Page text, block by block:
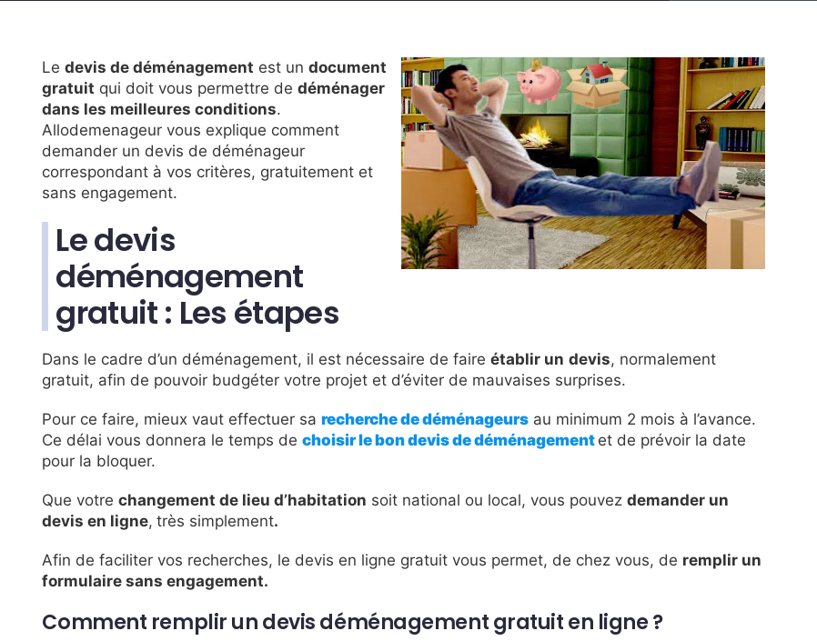
Ledevis de déménagement est undocument
gratuit qui doit vous permettre dedéménager
dans les meilleures conditions.
Allodemenageur vous explique comment
demander un devis de déménageur
correspondant à vos critères, gratuitement et
sans engagement.
Le devis
déménagement
gratuit : Les étapes
Dans le cadre d’un déménagement, il est nécessaire de faireétablir un devis, normalement
gratuit, afin de pouvoir budgéter votre projet et d’éviter de mauvaises surprises.
Pour ce faire, mieux vaut effectuer sarecherche de déménageurs au minimum 2 mois à l’avance.
Ce délai vous donnera le temps dechoisir le bon devisde déménagement et de prévoir la date
pour la bloquer.
Que votrechangement de lieu d’habitation soit national ou local, vous pouvezdemander un
devis en ligne, très simplement.
Afin de faciliter vos recherches, le devis en ligne gratuit vous permet, de chez vous, de remplir un
formulaire sans engagement.
Comment remplir un devis déménagement gratuit en ligne ?